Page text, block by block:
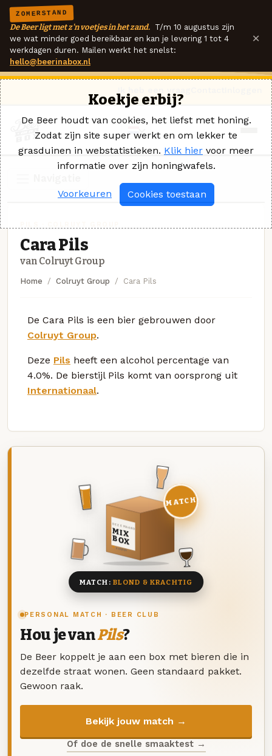
ZOMERSTAND
De Beer ligt met z'n voetjes in het zand. T/m 10 augustus zijn
we wat minder goed bereikbaar en kan je levering 1 tot 4
werkdagen duren. Mailen werkt het snelst:
hello@beerinabox.nl
×
Cara Pils
van Colruyt Group
Home Colruyt Group Cara Pils
De Cara Pils is een bier gebrouwen door
Colruyt Group.
Deze Pils heeft een alcohol percentage van
4.0%. De bierstijl Pils komt van oorsprong uit
Internationaal.
PERSONAL MATCH · BEER CLUB
Hou je vanPils?
De Beer koppelt je aan een box met bieren die in
dezelfde straat wonen. Geen standaard pakket.
Gewoon raak.
Bekijk jouw match →
Of doe de snelle smaaktest →
DEZE MAAND
MIX
BOX
8 BIEREN
MATCH
MATCH: BLOND & KRACHTIG
Koekje erbij?
De Beer houdt van cookies, het liefst met honing.
Zodat zijn site super werkt en om lekker te
grasduinen in webstatistieken. Klik hier voor meer
informatie over zijn honingwafels.
Voorkeuren Cookies toestaan